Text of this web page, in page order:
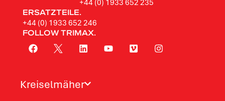
ERSATZTEILE.
+44 (0) 1933 652 246
FOLLOW TRIMAX.
Kreiselmäher